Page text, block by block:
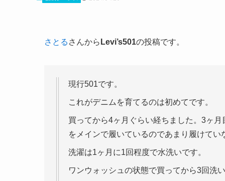
さとる さんから Levi’s501の投稿です。
現行501です。
これがデニムを育てるのは初めてです。
買ってから4ヶ月ぐらい経ちました。3ヶ
をメインで履いているのであまり履けてい
洗濯は1ヶ月に1回程度で水洗いです。
ワンウォッシュの状態で買ってから3回洗